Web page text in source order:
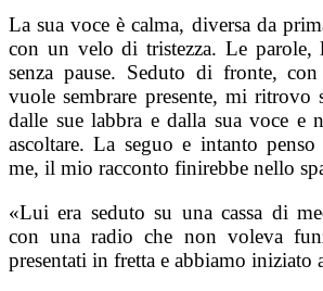
La sua voce è calma, diversa da
con un velo di tristezza. Le parole,
senza pause. Seduto di fronte,
vuole sembrare presente, mi ritrovo
dalle sue labbra e dalla sua voce e
ascoltare. La seguo e intanto penso
me, il mio racconto finirebbe nello
«Lui era seduto su una cassa di
con una radio che non voleva
presentati in fretta e abbiamo iniziato